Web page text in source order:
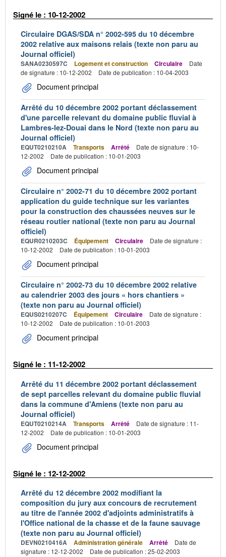
Signé le : 10-12-2002
Circulaire DGAS/SDA n° 2002-595 du 10 décembre
2002 relative aux maisons relais (texte non paru au
Journal officiel)
SANA0230597C Logement et construction Circulaire
Date
de signature : 10-12-2002
Date de publication : 10-04-2003
Document principal
Arrêté du 10 décembre 2002 portant déclassement
d'une parcelle relevant du domaine public fluvial à
Lambres-lez-Douai dans le Nord (texte non paru au
Journal officiel)
EQUT0210210A Transports Arrêté
Date de signature : 10-
12-2002
Date de publication : 10-01-2003
Document principal
Circulaire n° 2002-71 du 10 décembre 2002 portant
application du guide technique sur les variantes
pour la construction des chaussées neuves sur le
réseau routier national (texte non paru au Journal
officiel)
EQUR0210203C Équipement Circulaire
Date de signature :
10-12-2002
Date de publication : 10-01-2003
Document principal
Circulaire n° 2002-73 du 10 décembre 2002 relative
au calendrier 2003 des jours « hors chantiers »
(texte non paru au Journal officiel)
EQUS0210207C Équipement Circulaire
Date de signature :
10-12-2002
Date de publication : 10-01-2003
Document principal
Signé le : 11-12-2002
Arrêté du 11 décembre 2002 portant déclassement
de sept parcelles relevant du domaine public fluvial
dans la commune d'Amiens (texte non paru au
Journal officiel)
EQUT0210214A Transports Arrêté
Date de signature : 11-
12-2002
Date de publication : 10-01-2003
Document principal
Signé le : 12-12-2002
Arrêté du 12 décembre 2002 modifiant la
composition du jury aux concours de recrutement
au titre de l'année 2002 d'adjoints administratifs à
l'Office national de la chasse et de la faune sauvage
(texte non paru au Journal officiel)
DEVN0210416A Administration générale Arrêté
Date de
signature : 12-12-2002
Date de publication : 25-02-2003